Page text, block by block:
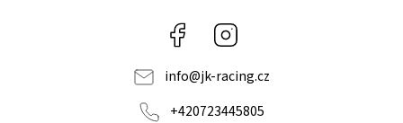
Facebook
info@jk-racing.cz
+420723445805